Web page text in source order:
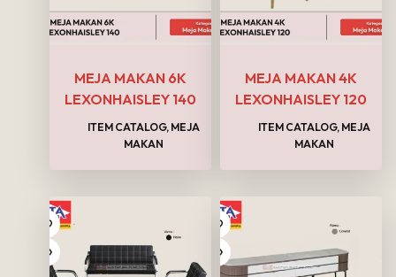
MEJA MAKAN 6K
LEXONHAISLEY 140
ITEM CATALOG, MEJA
MAKAN
MEJA MAKAN 4K
LEXONHAISLEY 120
ITEM CATALOG, MEJA
MAKAN